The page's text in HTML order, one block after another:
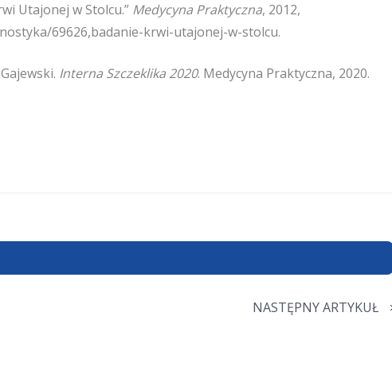
Utajonej w Stolcu.” Medycyna Praktyczna, 2012,
69626,badanie-krwi-utajonej-w-stolcu.
Interna Szczeklika 2020. Medycyna Praktyczna, 2020.
NASTĘPNY ARTYKUŁ